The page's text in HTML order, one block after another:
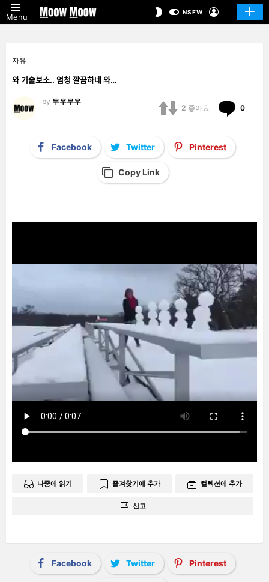
Menu
SWITCHNSFW
자유
와 기술보소.. 엄청 깔끔하네 와…
by 무우무우
2 좋아요 0
Facebook Twitter Pinterest
Copy Link
나중에 읽기 즐겨찾기에 추가 컬렉션에 추가
신고
Facebook Twitter Pinterest